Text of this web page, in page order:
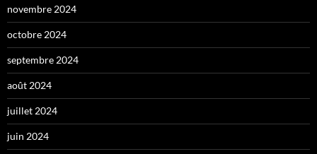
novembre 2024
octobre 2024
septembre 2024
août 2024
juillet 2024
juin 2024